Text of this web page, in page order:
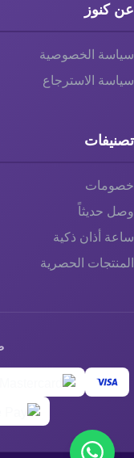
عن كنوز
سياسة الخصوصية
سياسة الاسترجاع
تصنيفات
خصومات
وصل حديثاً
ساعة أذان ذكية
المنتجات الحصرية